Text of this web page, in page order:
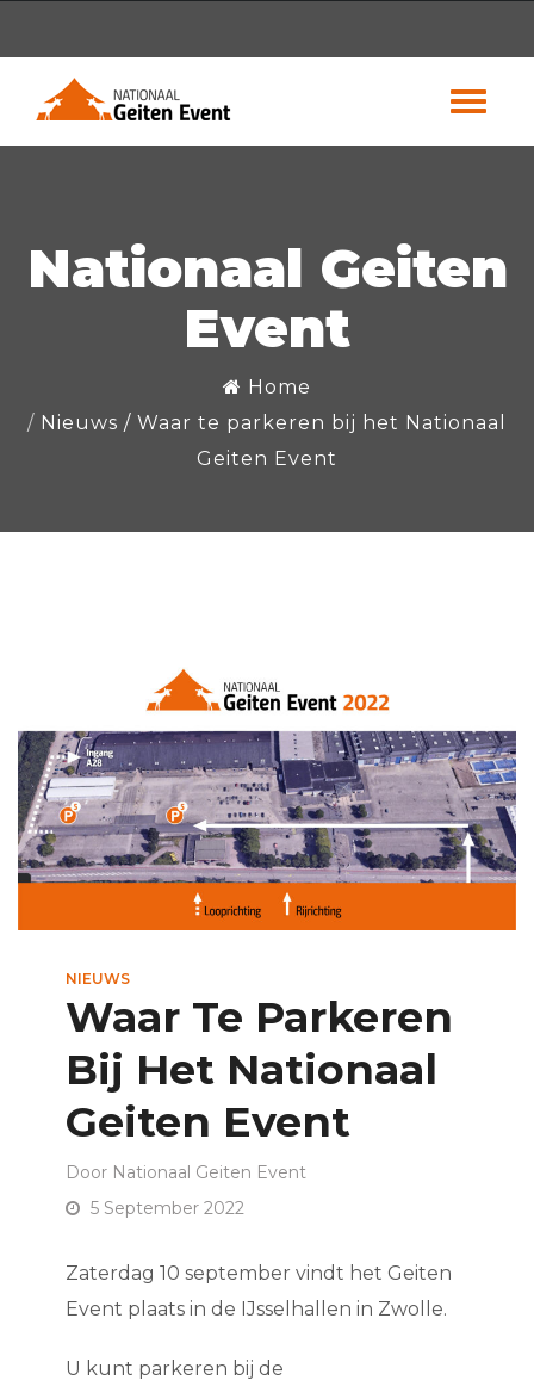
Nationaal Geiten
Event
Home
Nieuws / Waar te parkeren bij het Nationaal
Geiten Event
NIEUWS
Waar Te Parkeren
Bij Het Nationaal
Geiten Event
Door Nationaal Geiten Event
5 September 2022
Zaterdag 10 september vindt het Geiten
Event plaats in de IJsselhallen in Zwolle.
U kunt parkeren bij de